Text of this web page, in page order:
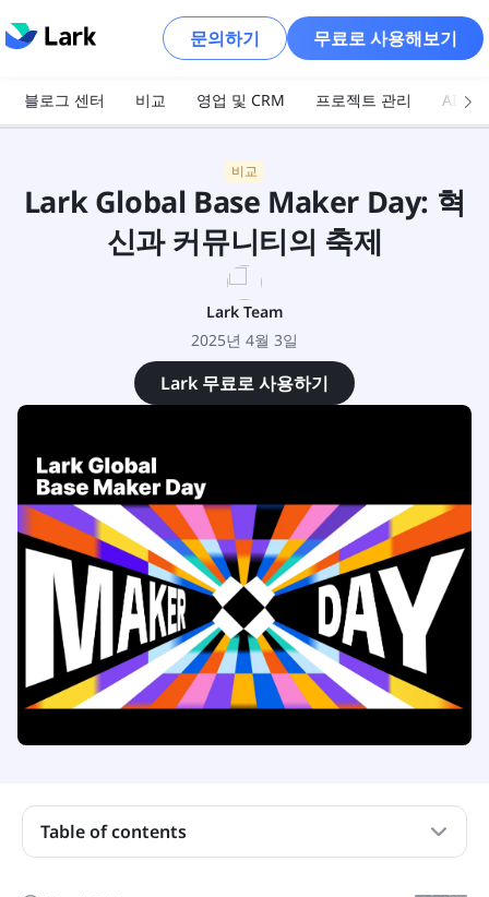
문의하기 무료로 사용해보기
블로그 센터 비교 영업 및 CRM 프로젝트 관리 AI 및
비교
Lark Global Base Maker Day: 혁
신과 커뮤니티의 축제
Lark Team
2025년 4월 3일
Lark 무료로 사용하기
Table of contents